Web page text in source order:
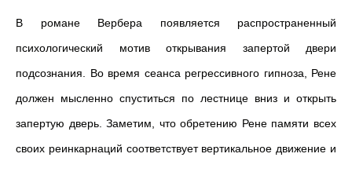
В романе Вербера появляется распространенный
психологический мотив открывания запертой двери
подсознания. Во время сеанса регрессивного гипноза, Рене
должен мысленно спуститься по лестнице вниз и открыть
запертую дверь. Заметим, что обретению Рене памяти всех
своих реинкарнаций соответствует вертикальное движение и